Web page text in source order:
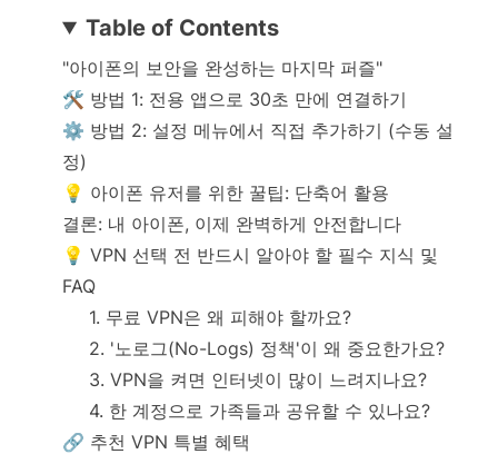
Table of Contents
"아이폰의 보안을 완성하는 마지막 퍼즐"
🛠️ 방법 1: 전용 앱으로 30초 만에 연결하기
⚙️ 방법 2: 설정 메뉴에서 직접 추가하기 (수동 설
정)
💡 아이폰 유저를 위한 꿀팁: 단축어 활용
결론: 내 아이폰, 이제 완벽하게 안전합니다
💡 VPN 선택 전 반드시 알아야 할 필수 지식 및
FAQ
1. 무료 VPN은 왜 피해야 할까요?
2. '노로그(No-Logs) 정책'이 왜 중요한가요?
3. VPN을 켜면 인터넷이 많이 느려지나요?
4. 한 계정으로 가족들과 공유할 수 있나요?
🔗 추천 VPN 특별 혜택